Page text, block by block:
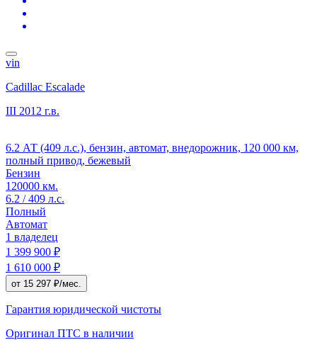
vin
Cadillac Escalade
III 2012 г.в.
6.2 АТ (409 л.с.), бензин, автомат, внедорожник, 120 000 км,
полный привод, бежевый
Бензин
120000 км.
6.2 / 409 л.с.
Полный
Автомат
1 владелец
1 399 900 ₽
1 610 000 ₽
от 15 297 ₽/мес.
Гарантия юридической чистоты
Оригинал ПТС в наличии